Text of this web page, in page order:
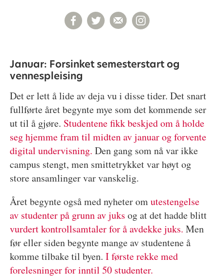
Januar: Forsinket semesterstart og
vennespleising
Det er lett å lide av deja vu i disse tider. Det snart
fullførte året begynte mye som det kommende ser
ut til å gjøre. Studentene fikk beskjed om å holde
seg hjemme fram til midten av januar og forvente
digital undervisning. Den gang som nå var ikke
campus stengt, men smittetrykket var høyt og
store ansamlinger var vanskelig.
Året begynte også med nyheter omutestengelse
av studenter på grunn av juks og at det hadde blitt
vurdert kontrollsamtaler for å avdekke juks. Men
før eller siden begynte mange av studentene å
komme tilbake til byen. I første rekke med
forelesninger for inntil 50 studenter.